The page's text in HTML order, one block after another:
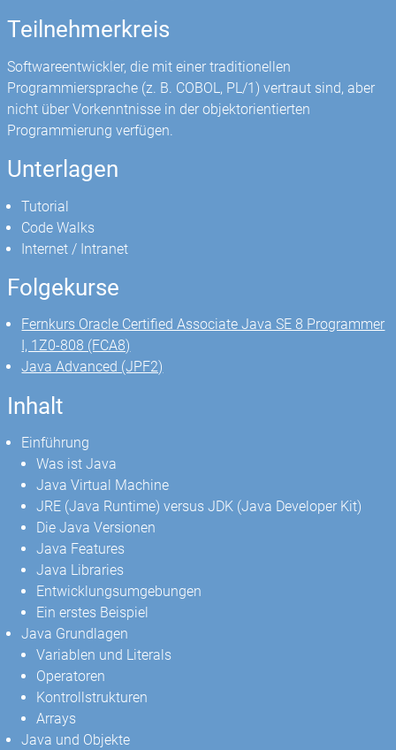
Teilnehmerkreis
Softwareentwickler, die mit einer traditionellen
Programmiersprache (z. B. COBOL, PL/1) vertraut sind, aber
nicht über Vorkenntnisse in der objektorientierten
Programmierung verfügen.
Unterlagen
Tutorial
Code Walks
Internet / Intranet
Folgekurse
Fernkurs Oracle Certified Associate Java SE 8 Programmer
I, 1Z0-808 (FCA8)
Java Advanced (JPF2)
Inhalt
Einführung
Was ist Java
Java Virtual Machine
JRE (Java Runtime) versus JDK (Java Developer Kit)
Die Java Versionen
Java Features
Java Libraries
Entwicklungsumgebungen
Ein erstes Beispiel
Java Grundlagen
Variablen und Literals
Operatoren
Kontrollstrukturen
Arrays
Java und Objekte